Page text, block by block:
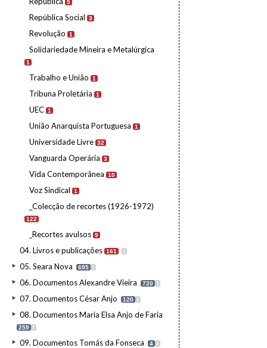
5
República Social 3
Revolução 1
Solidariedade Mineira e Metalúrgica
1
Trabalho e União 1
Tribuna Proletária 1
UEC 1
União Anarquista Portuguesa 1
Universidade Livre 32
Vanguarda Operária 3
Vida Contemporânea 10
Voz Sindical 1
_Colecção de recortes (1926-1972)
122
_Recortes avulsos 9
04. Livros e publicações 161 I
05. Seara Nova 695 I
06. Documentos Alexandre Vieira 720 I
07. Documentos César Anjo 120 I
08. Documentos Maria Elsa Anjo de Faria
259 I
09. Documentos Tomás da Fonseca 4 I